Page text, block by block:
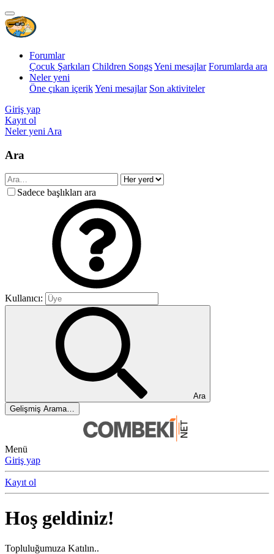
Forumlar
Çocuk Şarkıları Children SongsYeni mesajlar Forumlarda ara
Neler yeni
Öne çıkan içerikYeni mesajlar Son aktiviteler
Giriş yap
Kayıt ol
Neler yeni Ara
Ara
Sadece başlıkları ara
Kullanıcı:
Ara
Gelişmiş Arama…
Menü
Giriş yap
Kayıt ol
Hoş geldiniz!
Topluluğumuza Katılın..